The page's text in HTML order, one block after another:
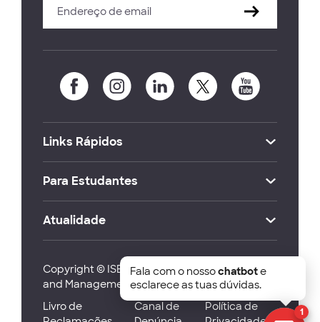
Links Rápidos
Para Estudantes
Atualidade
Copyright © ISEG Lisbon School of Economics
and Management 2026
Livro de
Canal de
Política de
1
Fala com o nossochatbote
esclarece as tuas dúvidas.